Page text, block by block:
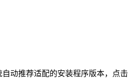
动推荐适配的安装程序版本，点击